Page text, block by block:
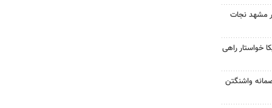
مشهد نجات
خواستار راهی
واشنگتن